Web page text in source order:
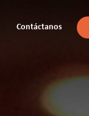
Contáctanos